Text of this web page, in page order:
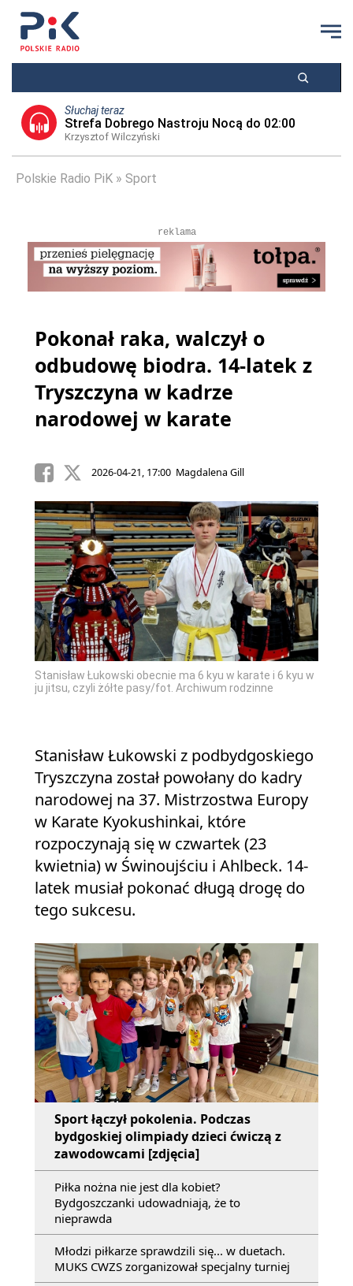
Słuchaj teraz
Strefa Dobrego Nastroju Nocą do 02:00
Krzysztof Wilczyński
Polskie Radio PiK Sport
reklama
Pokonał raka, walczył o
odbudowę biodra. 14-latek z
Tryszczyna w kadrze
narodowej w karate
2026-04-21, 17:00 Magdalena Gill
Stanisław Łukowski obecnie ma 6 kyu w karate i 6 kyu w
ju jitsu, czyli żółte pasy/fot. Archiwum rodzinne
Stanisław Łukowski z podbydgoskiego
Tryszczyna został powołany do kadry
narodowej na 37. Mistrzostwa Europy
w Karate Kyokushinkai, które
rozpoczynają się w czwartek (23
kwietnia) w Świnoujściu i Ahlbeck. 14-
latek musiał pokonać długą drogę do
tego sukcesu.
Sport łączył pokolenia. Podczas
bydgoskiej olimpiady dzieci ćwiczą z
zawodowcami [zdjęcia]
Piłka nożna nie jest dla kobiet?
Bydgoszczanki udowadniają, że to
nieprawda
Młodzi piłkarze sprawdzili się... w duetach.
MUKS CWZS zorganizował specjalny turniej